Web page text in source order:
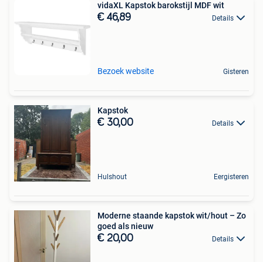
vidaXL Kapstok barokstijl MDF wit
€ 46,89 Details
Bezoek website Gisteren
Kapstok
€ 30,00 Details
Hulshout Eergisteren
Moderne staande kapstok wit/hout – Zo
goed als nieuw
€ 20,00 Details